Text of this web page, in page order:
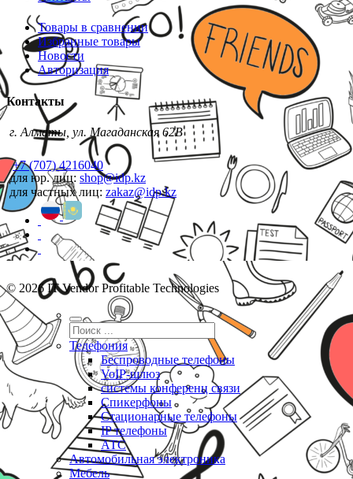
Товары в сравнении
Избранные товары
Новости
Авторизация
Контакты
г. Алматы, ул. Магаданская 62В
+7 (707) 4216040
для юр. лиц: shop@idp.kz
для частных лиц: zakaz@idp.kz
© 2026 IT Vendor Profitable Technologies
Телефония
Беспроводные телефоны
VoIP-шлюз
системы конференц связи
Спикерфоны
Стационарные телефоны
IP телефоны
АТС
Автомобильная электроника
Мебель